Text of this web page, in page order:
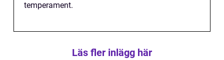
temperament.
Läs fler inlägg här